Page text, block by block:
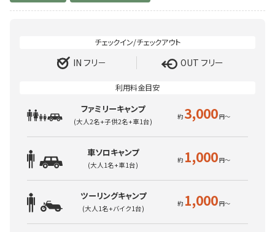
IN フリ－ OUT フリー
ファミリーキャンプ
(大人2名+子供2名+車1台) 3,000
車ソロキャンプ
(大人1名+車1台) 1,000
ツーリングキャンプ
(大人1名+バイク1台) 1,000